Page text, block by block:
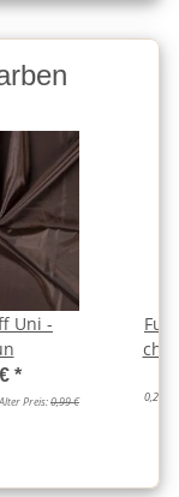
Uni -
*
Alter Preis:0,99 € 0,26 €